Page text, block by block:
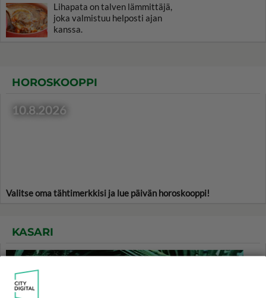
Lihapata on talven lämmittäjä,
joka valmistuu helposti ajan
kanssa.
HOROSKOOPPI
10.8.2026
Valitse oma tähtimerkkisi ja lue päivän horoskooppi!
KASARI